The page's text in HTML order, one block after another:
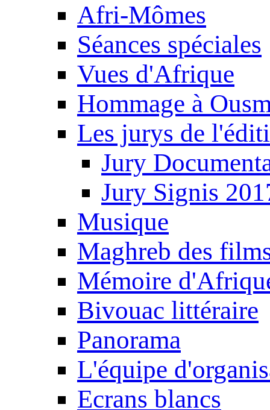
Afri-Mômes
Séances spéciales
Vues d'Afrique
Hommage à
Les jurys de
Jury
Jury Signis
Musique
Maghreb des
Mémoire
Bivouac littéraire
Panorama
L'équipe
Ecrans blancs